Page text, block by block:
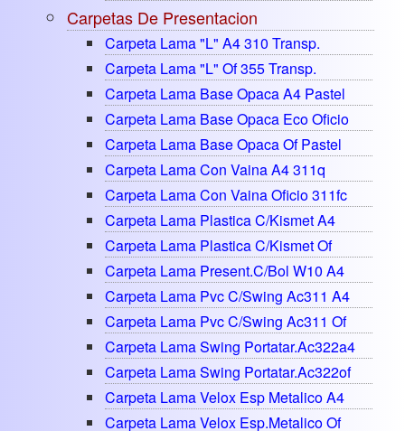
Carpetas De Presentacion
Carpeta Lama "l" A4 310 Transp.
Carpeta Lama "l" Of 355 Transp.
Carpeta Lama Base Opaca A4 Pastel
Carpeta Lama Base Opaca Eco Oficio
Carpeta Lama Base Opaca Of Pastel
Carpeta Lama Con Vaina A4 311q
Carpeta Lama Con Vaina Oficio 311fc
Carpeta Lama Plastica C/kismet A4
Carpeta Lama Plastica C/kismet Of
Carpeta Lama Present.c/bol W10 A4
Carpeta Lama Pvc C/swing Ac311 A4
Carpeta Lama Pvc C/swing Ac311 Of
Carpeta Lama Swing Portatar.ac322a4
Carpeta Lama Swing Portatar.ac322of
Carpeta Lama Velox Esp Metalico A4
Carpeta Lama Velox Esp.metalico Of